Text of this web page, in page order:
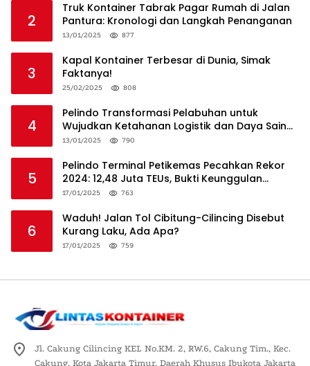
2
Truk Kontainer Tabrak Pagar Rumah di Jalan
Pantura: Kronologi dan Langkah Penanganan
13/01/2025 877
3
Kapal Kontainer Terbesar di Dunia, Simak
Faktanya!
25/02/2025 808
4
Pelindo Transformasi Pelabuhan untuk
Wujudkan Ketahanan Logistik dan Daya Saing
Global
13/01/2025 790
5
Pelindo Terminal Petikemas Pecahkan Rekor
2024: 12,48 Juta TEUs, Bukti Keunggulan
Logistik Nasional
17/01/2025 763
6
Waduh! Jalan Tol Cibitung-Cilincing Disebut
Kurang Laku, Ada Apa?
17/01/2025 759
Jl. Cakung Cilincing KEL No.KM. 2, RW.6, Cakung Tim., Kec.
Cakung, Kota Jakarta Timur, Daerah Khusus Ibukota Jakarta